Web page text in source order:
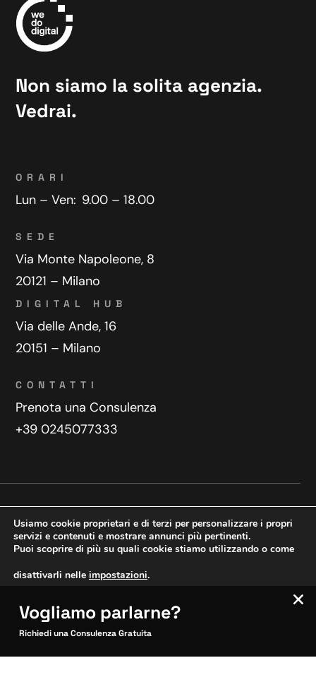
Non siamo la solita agenzia.
Vedrai.
ORARI
Lun – Ven: 9.00 – 18.00
SEDE
Via Monte Napoleone, 8
20121 – Milano
DIGITAL HUB
Via delle Ande, 16
20151 – Milano
CONTATTI
Prenota una Consulenza
+39 0245077333
Copyright © 2025 WeDoDigital
Creazione e sviluppo siti web
SITOCERTO®
Questo sito è attendibile
Usiamo cookie proprietari e di terzi per personalizzare i propri
servizi e contenuti e mostrare annunci più pertinenti.
Puoi scoprire di più su quali cookie stiamo utilizzando o come
disattivarli nelle impostazioni.
Accetta Impostazioni
Vogliamo parlarne?
Richiedi una Consulenza Gratuita